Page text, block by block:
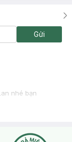
Gửi
nhé bạn